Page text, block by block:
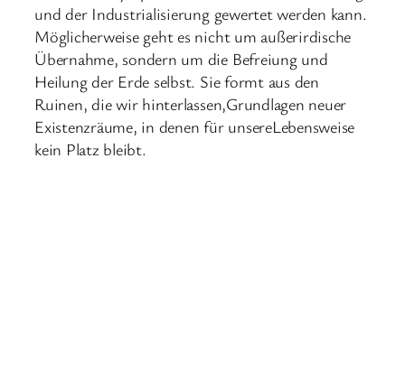
und der Industrialisierung gewertet werden kann.
Möglicherweise geht es nicht um außerirdische
Übernahme, sondern um die Befreiung und
Heilung der Erde selbst. Sie formt aus den
Ruinen, die wir hinterlassen,Grundlagen neuer
Existenzräume, in denen für unsereLebensweise
kein Platz bleibt.